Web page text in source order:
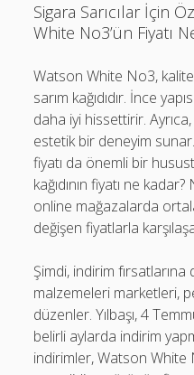
Sigara Sarıcılar İçin
White No3’ün Fiyatı
Watson White No3,
sarım kağıdıdır. İnce
daha iyi hissettirir.
estetik bir deneyim
fiyatı da önemli bir
kağıdının fiyatı ne
online mağazalarda
değişen fiyatlarla
Şimdi, indirim
malzemeleri marketleri,
düzenler. Yılbaşı, 4
belirli aylarda indirim
indirimler, Watson